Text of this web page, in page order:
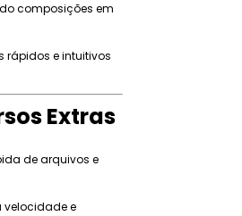
composições em
rápidos e intuitivos
Extras
de arquivos e
velocidade e